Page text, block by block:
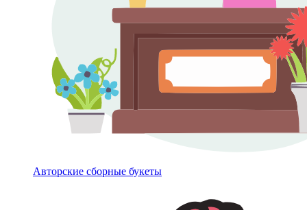
Авторские сборные букеты